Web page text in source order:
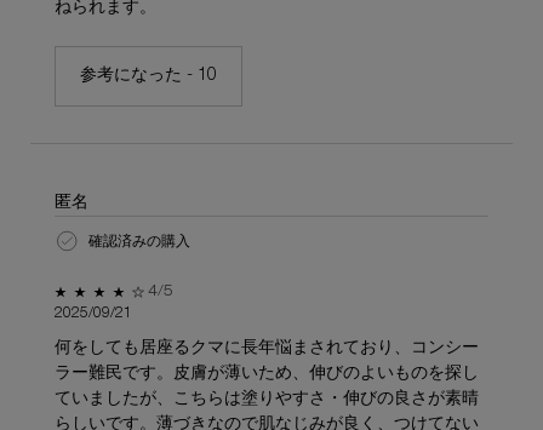
ねられます。
参考になった - 10
匿名
確認済みの購入
5星中4。
4/5
2025/09/21
何をしても居座るクマに長年悩まされており、コンシー
ラー難民です。皮膚が薄いため、伸びのよいものを探し
ていましたが、こちらは塗りやすさ・伸びの良さが素晴
らしいです。薄づきなので肌なじみが良く、つけてない